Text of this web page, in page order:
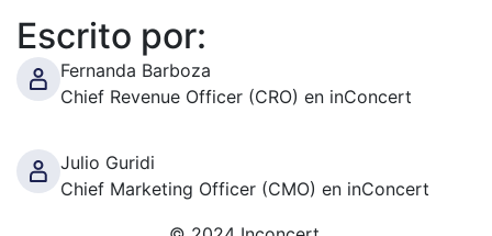
Escrito por:
Fernanda Barboza
Chief Revenue Officer (CRO) en inConcert
Julio Guridi
Chief Marketing Officer (CMO) en inConcert